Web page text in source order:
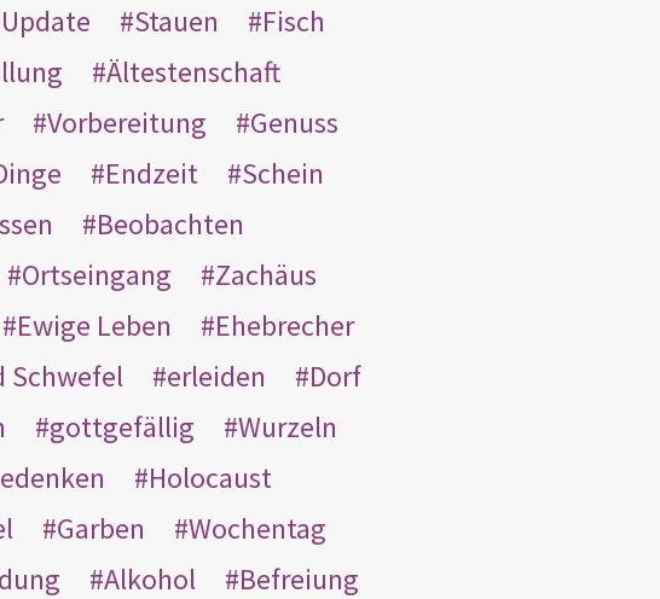
Update Stauen
Fisch
Ältestenschaft
Vorbereitung
Genuss
Endzeit
Schein
Beobachten
Ortseingang
Zachäus
Ewige Leben
Ehebrecher
Schwefel erleiden
Dorf
gottgefällig
Wurzeln
Holocaust
Garben
Wochentag
Alkohol
Befreiung